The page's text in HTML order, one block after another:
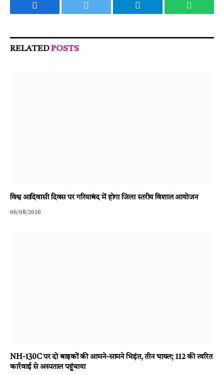
Facebook Twitter Telegram
RELATEDPOSTS
विश्व आदिवासी दिवस पर गरियाबंद में होगा जिला स्तरीय विशाल आयोजन
06/08/2026
NH-130C पर दो बाइकों की आमने-सामने भिड़ंत, तीन घायल; 112 की त्वरित
कार्रवाई से अस्पताल पहुंचाया